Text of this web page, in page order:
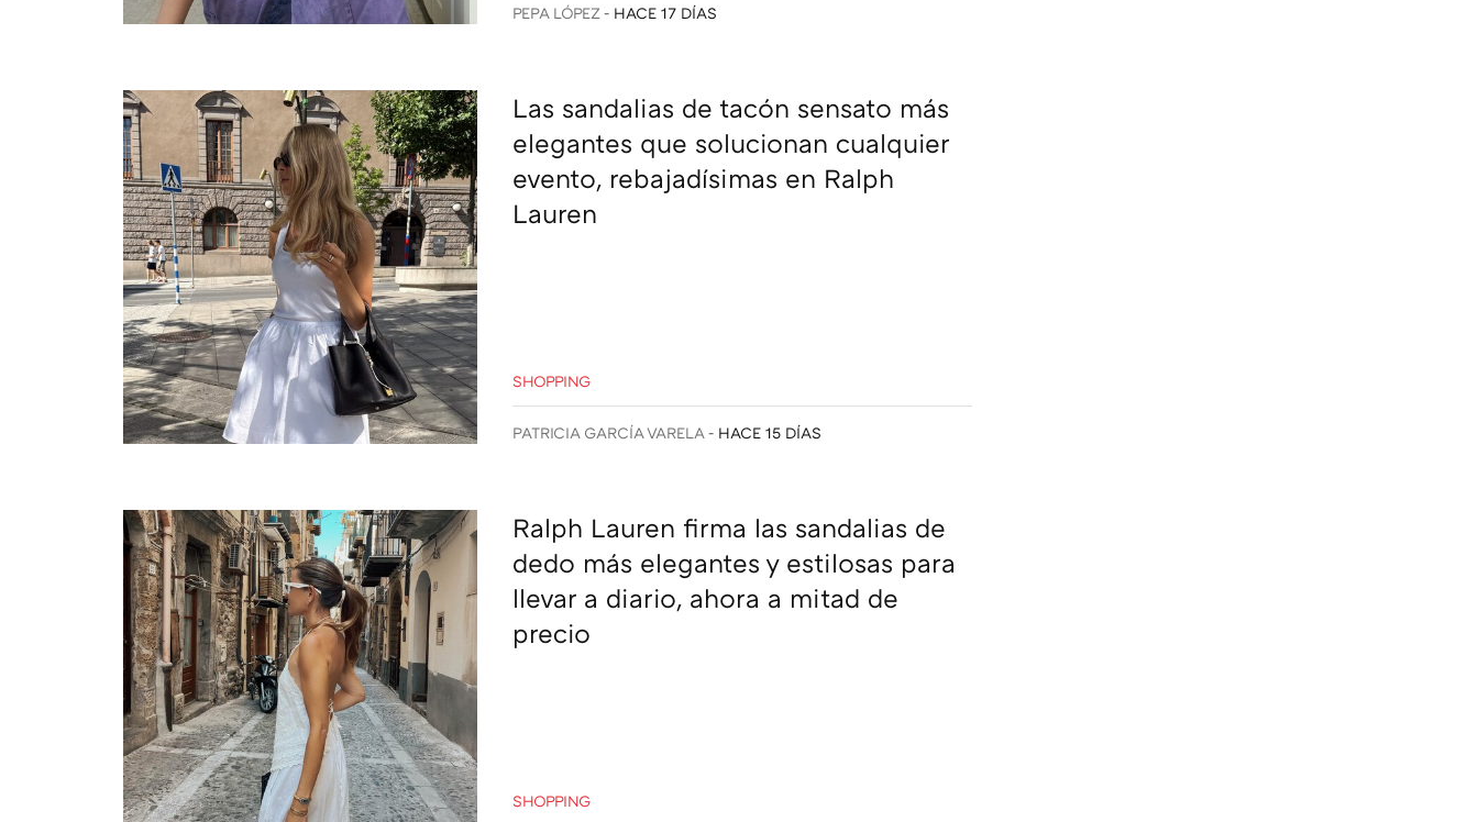
PEPA LÓPEZ HACE 17 DÍAS
Las sandalias de tacón sensato más
elegantes que solucionan cualquier
evento, rebajadísimas en Ralph
Lauren
SHOPPING
PATRICIA GARCÍA VARELA HACE 15 DÍAS
Ralph Lauren firma las sandalias de
dedo más elegantes y estilosas para
llevar a diario, ahora a mitad de
precio
SHOPPING